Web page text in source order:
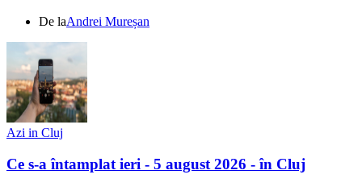
De laAndrei Mureșan
Azi in Cluj
Ce s-a întamplat ieri - 5 august 2026 - în Cluj